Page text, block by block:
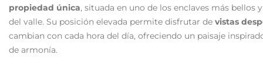
propiedad única, situada en uno de los enclaves más bellos
del valle. Su posición elevada permite disfrutar de vistas
cambian con cada hora del día, ofreciendo un paisaje
de armonía.